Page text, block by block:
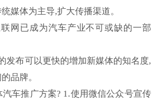
媒体为主导,扩大传播渠道。
网已成为汽车产业不可或缺的一部
发布可以更快的增加新媒体的知名度,
品牌。
车推广方案? 1.使用微信公众号宣传